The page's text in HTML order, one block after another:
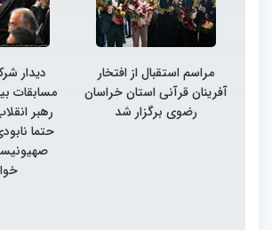
مراسم استقبال از افتخار
آفرینان قرآنی استان خراسان
رضوی برگزار شد
دیدار
مسابقات
رهبر
حتما